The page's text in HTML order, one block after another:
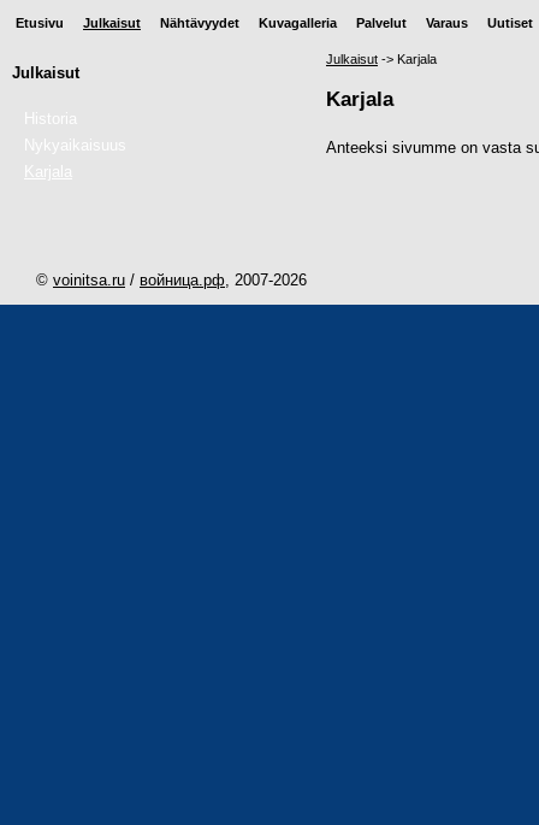
Etusivu Julkaisut Nähtävyydet Kuvagalleria Palvelut Varaus Uutiset
Julkaisut
Historia
Nykyaikaisuus
Karjala
Julkaisut -> Karjala
Karjala
Anteeksi sivumme on vasta
© voinitsa.ru / войница.рф, 2007-2026